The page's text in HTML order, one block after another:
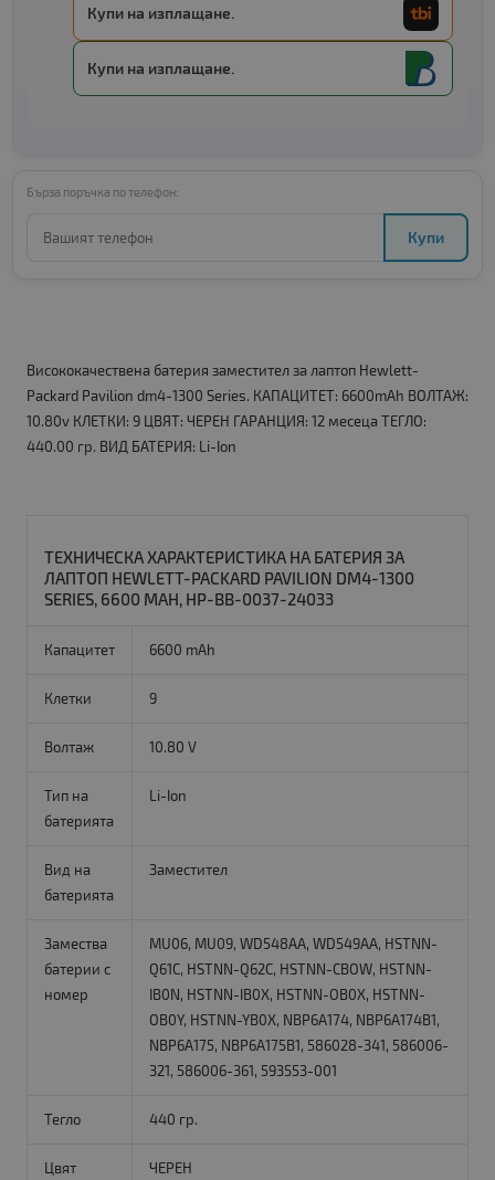
Купи на изплащане.
Купи на изплащане.
Бърза поръчка по телефон:
Купи
Висококачествена батерия заместител за лаптоп Hewlett-
Packard Pavilion dm4-1300 Series. КАПАЦИТЕТ: 6600mAh ВОЛТАЖ:
10.80v КЛЕТКИ: 9 ЦВЯТ: ЧЕРЕН ГАРАНЦИЯ: 12 месеца ТЕГЛО:
440.00 гр. ВИД БАТЕРИЯ: Li-Ion
ТЕХНИЧЕСКА ХАРАКТЕРИСТИКА НА БАТЕРИЯ ЗА
ЛАПТОП HEWLETT-PACKARD PAVILION DM4-1300
SERIES, 6600 MAH, HP-BB-0037-24033
Капацитет 6600 mAh
Клетки 9
Волтаж 10.80 V
Тип на
батерията
Li-Ion
Вид на
батерията
Заместител
Замества
батерии с
номер
MU06, MU09, WD548AA, WD549AA, HSTNN-
Q61C, HSTNN-Q62C, HSTNN-CBOW, HSTNN-
IB0N, HSTNN-IB0X, HSTNN-OB0X, HSTNN-
OB0Y, HSTNN-YB0X, NBP6A174, NBP6A174B1,
NBP6A175, NBP6A175B1, 586028-341, 586006-
321, 586006-361, 593553-001
Тегло 440 гр.
Цвят ЧЕРЕН